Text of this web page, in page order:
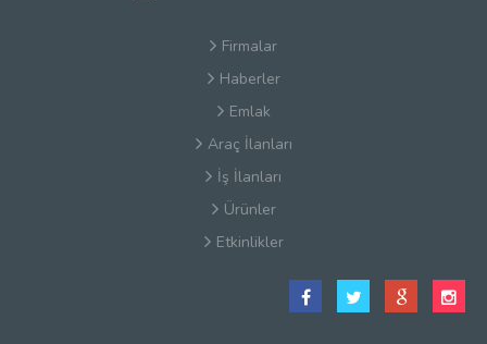
Firmalar
Haberler
Emlak
Araç İlanları
İş İlanları
Ürünler
Etkinlikler
Satış Sözleşmesi